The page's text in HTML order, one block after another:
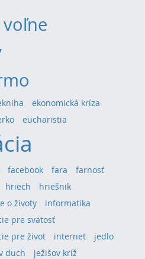
ekonomická kríza
eucharistia
facebook fara
farnosť
hriech
hriešnik
o životy informatika
pre svätosť
pre život
internet
jedlo
duch
ježišov kríž